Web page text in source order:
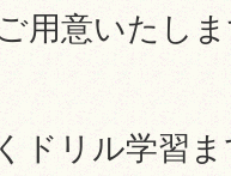
用意いたし
ドリル学習